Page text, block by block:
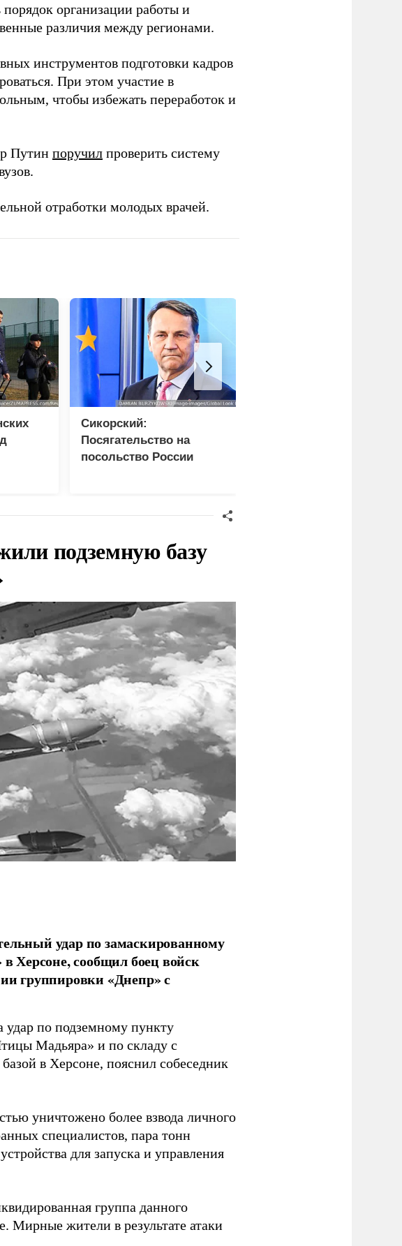
организации работы и
различия между регионами.
инструментов подготовки кадров
При этом участие в
чтобы избежать переработок и
Путин поручил проверить систему
отработки молодых врачей.
Сикорский:
Посягательство на
посольство России
подземную базу
удар по замаскированному
Херсоне, сообщил боец войск
группировки «Днепр» с
по подземному пункту
Мадьяра» и по складу с
в Херсоне, пояснил собеседник
уничтожено более взвода личного
специалистов, пара тонн
для запуска и управления
группа данного
Мирные жители в результате атаки